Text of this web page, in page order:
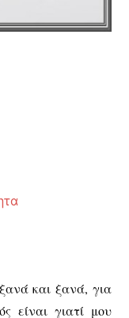
και ξανά, για
είναι γιατί μου